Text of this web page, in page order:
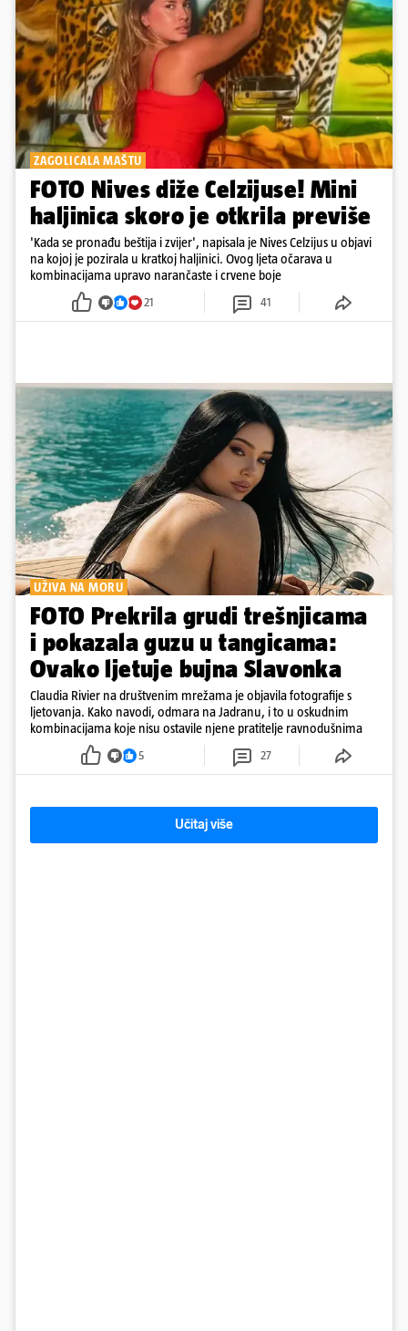
ZAGOLICALA MAŠTU
FOTO Nives diže Celzijuse! Mini
haljinica skoro je otkrila previše
'Kada se pronađu beštija i zvijer', napisala je Nives Celzijus u objavi
na kojoj je pozirala u kratkoj haljinici. Ovog ljeta očarava u
kombinacijama upravo narančaste i crvene boje
21 41
UŽIVA NA MORU
FOTO Prekrila grudi trešnjicama
i pokazala guzu u tangicama:
Ovako ljetuje bujna Slavonka
Claudia Rivier na društvenim mrežama je objavila fotografije s
ljetovanja. Kako navodi, odmara na Jadranu, i to u oskudnim
kombinacijama koje nisu ostavile njene pratitelje ravnodušnima
5 27
Učitaj više